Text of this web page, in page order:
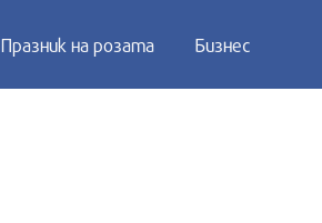
Празник на розата Бизнес